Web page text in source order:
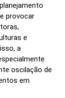
provocar
e
a
oscilação de
em